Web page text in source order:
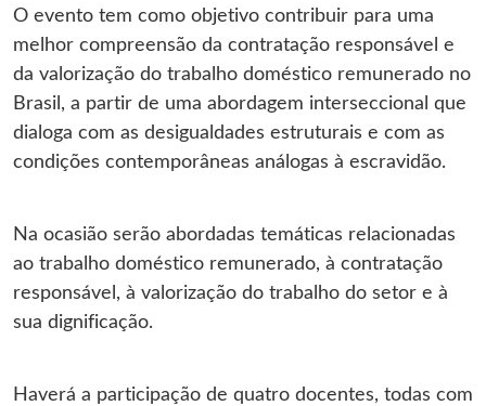
O evento tem como objetivo contribuir para uma
melhor compreensão da contratação responsável e
da valorização do trabalho doméstico remunerado no
Brasil, a partir de uma abordagem interseccional que
dialoga com as desigualdades estruturais e com as
condições contemporâneas análogas à escravidão.
Na ocasião serão abordadas temáticas relacionadas
ao trabalho doméstico remunerado, à contratação
responsável, à valorização do trabalho do setor e à
sua dignificação.
Haverá a participação de quatro docentes, todas com